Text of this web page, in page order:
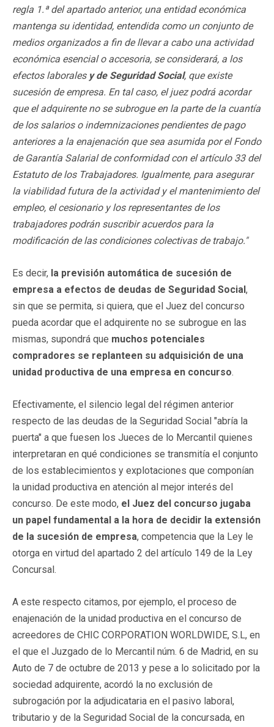
regla 1.ª del apartado anterior, una entidad económica
mantenga su identidad, entendida como un conjunto de
medios organizados a fin de llevar a cabo una actividad
económica esencial o accesoria, se considerará, a los
efectos laborales y de Seguridad Social, que existe
sucesión de empresa. En tal caso, el juez podrá acordar
que el adquirente no se subrogue en la parte de la cuantía
de los salarios o indemnizaciones pendientes de pago
anteriores a la enajenación que sea asumida por el Fondo
de Garantía Salarial de conformidad con el artículo 33 del
Estatuto de los Trabajadores. Igualmente, para asegurar
la viabilidad futura de la actividad y el mantenimiento del
empleo, el cesionario y los representantes de los
trabajadores podrán suscribir acuerdos para la
modificación de las condiciones colectivas de trabajo."
Es decir, la previsión automática de sucesión de
empresa a efectos de deudas de Seguridad Social,
sin que se permita, si quiera, que el Juez del concurso
pueda acordar que el adquirente no se subrogue en las
mismas, supondrá que muchos potenciales
compradores se replanteen su adquisición de una
unidad productiva de una empresa en concurso.
Efectivamente, el silencio legal del régimen anterior
respecto de las deudas de la Seguridad Social "abría la
puerta" a que fuesen los Jueces de lo Mercantil quienes
interpretaran en qué condiciones se transmitía el conjunto
de los establecimientos y explotaciones que componían
la unidad productiva en atención al mejor interés del
concurso. De este modo, el Juez del concurso jugaba
un papel fundamental a la hora de decidir la extensión
de la sucesión de empresa, competencia que la Ley le
otorga en virtud del apartado 2 del artículo 149 de la Ley
Concursal.
A este respecto citamos, por ejemplo, el proceso de
enajenación de la unidad productiva en el concurso de
acreedores de CHIC CORPORATION WORLDWIDE, S.L, en
el que el Juzgado de lo Mercantil núm. 6 de Madrid, en su
Auto de 7 de octubre de 2013 y pese a lo solicitado por la
sociedad adquirente, acordó la no exclusión de
subrogación por la adjudicataria en el pasivo laboral,
tributario y de la Seguridad Social de la concursada, en